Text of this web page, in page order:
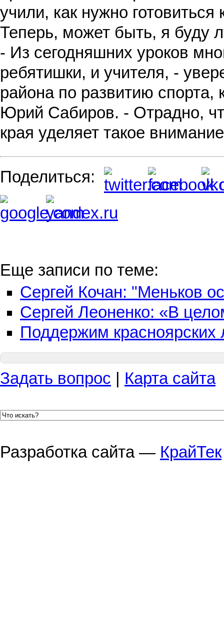
учили, как нужно
Теперь, может быть, я буду
- Из сегодняшних уроков
ребятишки, и учителя, -
района по развитию спорта,
Юрий Сабиров. - Отрадно,
края уделяет такое
Поделиться:
Еще записи по теме:
Сергей Кочан: "Меньков
Сергей Леоненко: «В
Поддержим красноярских
Задать вопрос Карта сайта
Разработка сайта — КрайТек